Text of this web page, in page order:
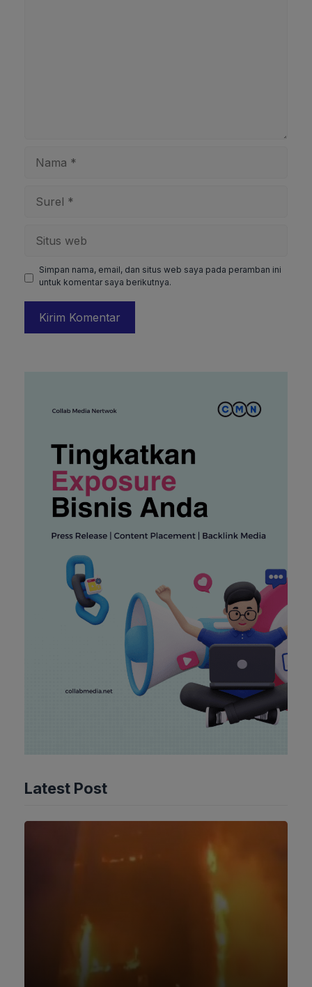
web
Simpan nama, email, dan situs web saya pada peramban ini
untuk komentar saya berikutnya.
Latest Post